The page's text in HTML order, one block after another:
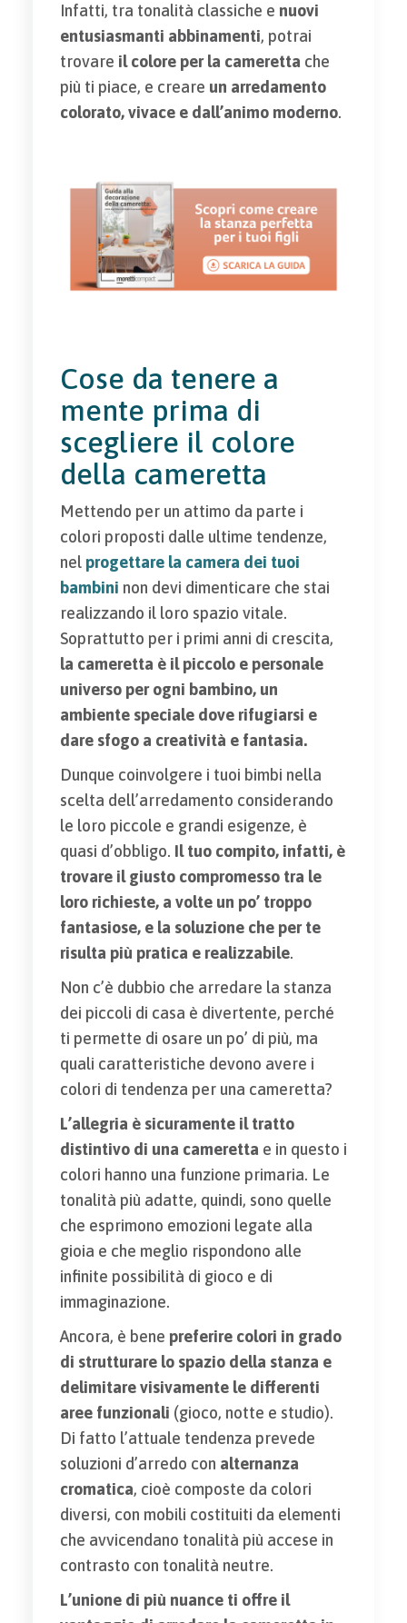
Infatti, tra tonalità classiche e nuovi
entusiasmanti abbinamenti, potrai
trovare il colore per la cameretta che
più ti piace, e creare un arredamento
colorato, vivace e dall’animo moderno.
Cose da tenere a
mente prima di
scegliere il colore
della cameretta
Mettendo per un attimo da parte i
colori proposti dalle ultime tendenze,
nel progettare la camera dei tuoi
bambini non devi dimenticare che stai
realizzando il loro spazio vitale.
Soprattutto per i primi anni di crescita,
la cameretta è il piccolo e personale
universo per ogni bambino, un
ambiente speciale dove rifugiarsi e
dare sfogo a creatività e fantasia.
Dunque coinvolgere i tuoi bimbi nella
scelta dell’arredamento considerando
le loro piccole e grandi esigenze, è
quasi d’obbligo. Il tuo compito, infatti, è
trovare il giusto compromesso tra le
loro richieste, a volte un po’ troppo
fantasiose, e la soluzione che per te
risulta più pratica e realizzabile.
Non c’è dubbio che arredare la stanza
dei piccoli di casa è divertente, perché
ti permette di osare un po’ di più, ma
quali caratteristiche devono avere i
colori di tendenza per una cameretta?
L’allegria è sicuramente il tratto
distintivo di una cameretta e in questo i
colori hanno una funzione primaria. Le
tonalità più adatte, quindi, sono quelle
che esprimono emozioni legate alla
gioia e che meglio rispondono alle
infinite possibilità di gioco e di
immaginazione.
Ancora, è bene preferire colori in grado
di strutturare lo spazio della stanza e
delimitare visivamente le differenti
aree funzionali (gioco, notte e studio).
Di fatto l’attuale tendenza prevede
soluzioni d’arredo con alternanza
cromatica, cioè composte da colori
diversi, con mobili costituiti da elementi
che avvicendano tonalità più accese in
contrasto con tonalità neutre.
L’unione di più nuance ti offre il